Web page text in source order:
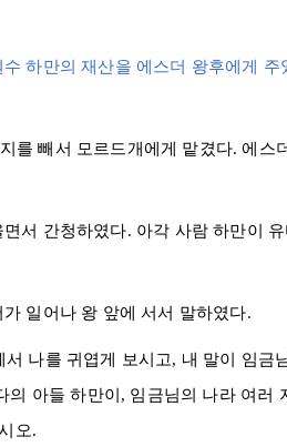
수하만의 재산을 에스더 왕후에게 주
를 빼서 모르드개에게 맡겼다.에스
서 간청하였다. 아각 사람하만이
가 일어나 왕 앞에 서서 말하였다.
나를 귀엽게 보시고, 내 말이 임
의 아들하만이, 임금님의 나라 여러
오.